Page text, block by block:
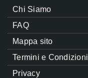
Chi Siamo
FAQ
Mappa sito
Termini e Condizioni
Privacy